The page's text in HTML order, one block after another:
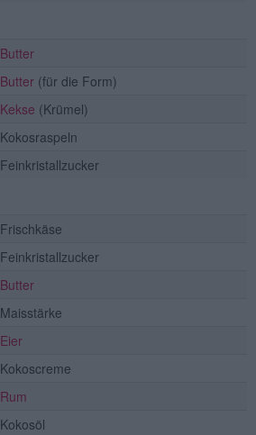
Butter
Butter (für die Form)
Kekse (Krümel)
Kokosraspeln
Feinkristallzucker
Frischkäse
Feinkristallzucker
Butter
Maisstärke
Eier
Kokoscreme
Rum
Kokosöl